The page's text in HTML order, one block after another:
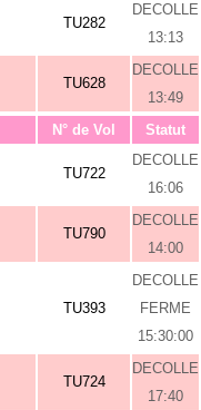
TU282
DECOLLE
13:13
TU628
DECOLLE
13:49
N° de Vol Statut
TU722
DECOLLE
16:06
TU790
DECOLLE
14:00
TU393
DECOLLE
FERME
15:30:00
TU724
DECOLLE
17:40